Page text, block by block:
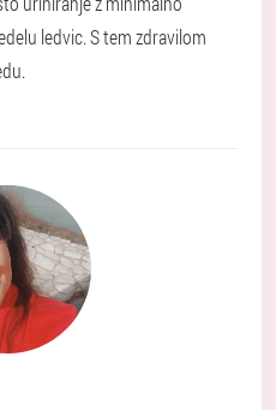
ledvic. S tem zdravilom